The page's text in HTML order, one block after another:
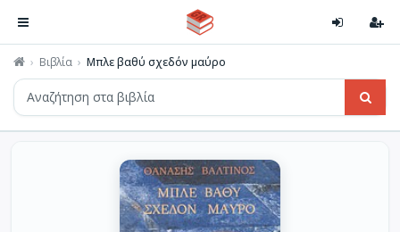
Βιβλία Μπλε βαθύ σχεδόν μαύρο